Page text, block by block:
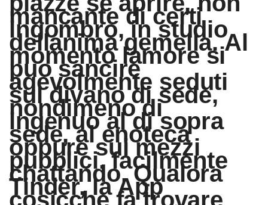
mancante di certi
ingombro, in studio
dellanima gemella. Al
momento lamore si
puo sancire
agevolmente seduti
sul divano di sede,
nondimeno di
ingenuo al di sopra
sede, al enoteca
oppure sui mezzi
pubblici, facilmente
chattando. Qualora
Tinder, la App